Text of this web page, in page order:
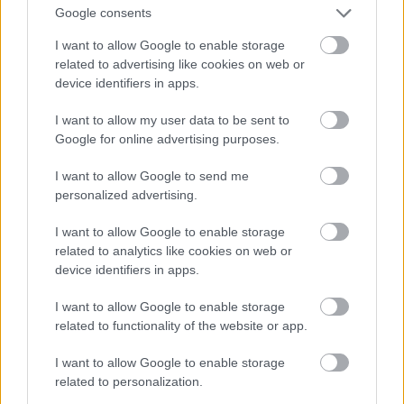
Google consents
I want to allow Google to enable storage
related to advertising like cookies on web or
device identifiers in apps.
I want to allow my user data to be sent to
Google for online advertising purposes.
I want to allow Google to send me
personalized advertising.
I want to allow Google to enable storage
related to analytics like cookies on web or
device identifiers in apps.
I want to allow Google to enable storage
related to functionality of the website or app.
I want to allow Google to enable storage
related to personalization.
TĒMAS
Akmeņlauzis 2019 Salacgrīva
LA.LV Google ziņās
LA.LV aicina portāla lietotājus, rakstot komentārus, ievērot
pieklājību, nekurināt naidu un iztikt bez rupjībām.
Pievieno komentāru
Atcelt Ziņot